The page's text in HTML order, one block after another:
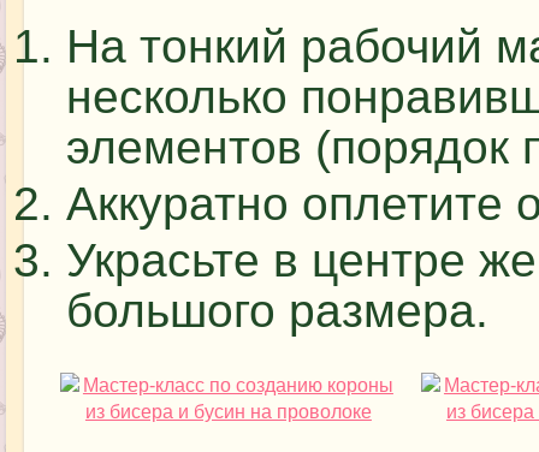
На тонкий рабочий
несколько
элементов (порядок
Аккуратно оплетите
Украсьте в центре
большого размера.